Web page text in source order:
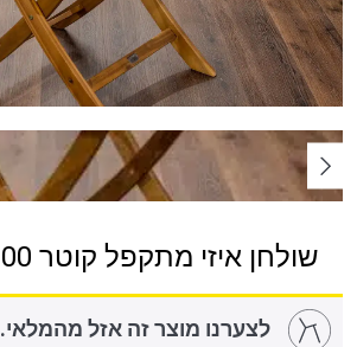
שולחן איזי מתקפל קוטר 100
לצערנו מוצר זה אזל מהמלאי.